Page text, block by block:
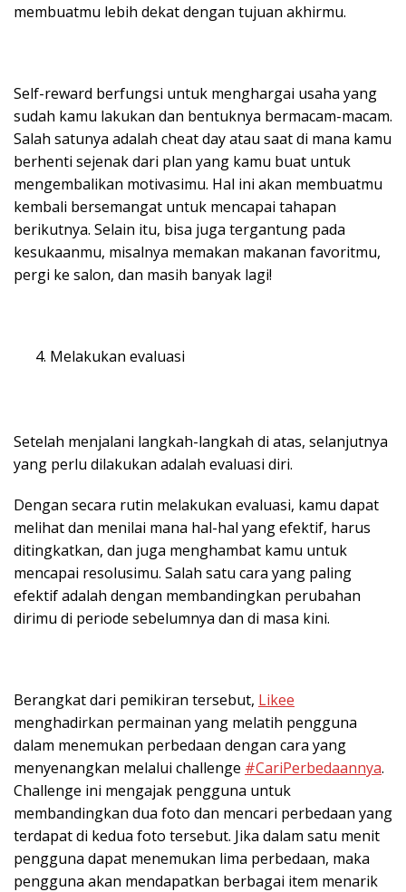
membuatmu lebih dekat dengan tujuan akhirmu.
Self-reward berfungsi untuk menghargai usaha yang
sudah kamu lakukan dan bentuknya bermacam-macam.
Salah satunya adalah cheat day atau saat di mana kamu
berhenti sejenak dari plan yang kamu buat untuk
mengembalikan motivasimu. Hal ini akan membuatmu
kembali bersemangat untuk mencapai tahapan
berikutnya. Selain itu, bisa juga tergantung pada
kesukaanmu, misalnya memakan makanan favoritmu,
pergi ke salon, dan masih banyak lagi!
Melakukan evaluasi
Setelah menjalani langkah-langkah di atas, selanjutnya
yang perlu dilakukan adalah evaluasi diri.
Dengan secara rutin melakukan evaluasi, kamu dapat
melihat dan menilai mana hal-hal yang efektif, harus
ditingkatkan, dan juga menghambat kamu untuk
mencapai resolusimu. Salah satu cara yang paling
efektif adalah dengan membandingkan perubahan
dirimu di periode sebelumnya dan di masa kini.
Berangkat dari pemikiran tersebut, Likee
menghadirkan permainan yang melatih pengguna
dalam menemukan perbedaan dengan cara yang
menyenangkan melalui challenge #CariPerbedaannya.
Challenge ini mengajak pengguna untuk
membandingkan dua foto dan mencari perbedaan yang
terdapat di kedua foto tersebut. Jika dalam satu menit
pengguna dapat menemukan lima perbedaan, maka
pengguna akan mendapatkan berbagai item menarik